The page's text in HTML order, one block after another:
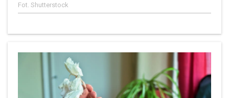
Fot. Shutterstock